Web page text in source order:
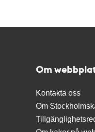
Om
Kontakta oss
Om